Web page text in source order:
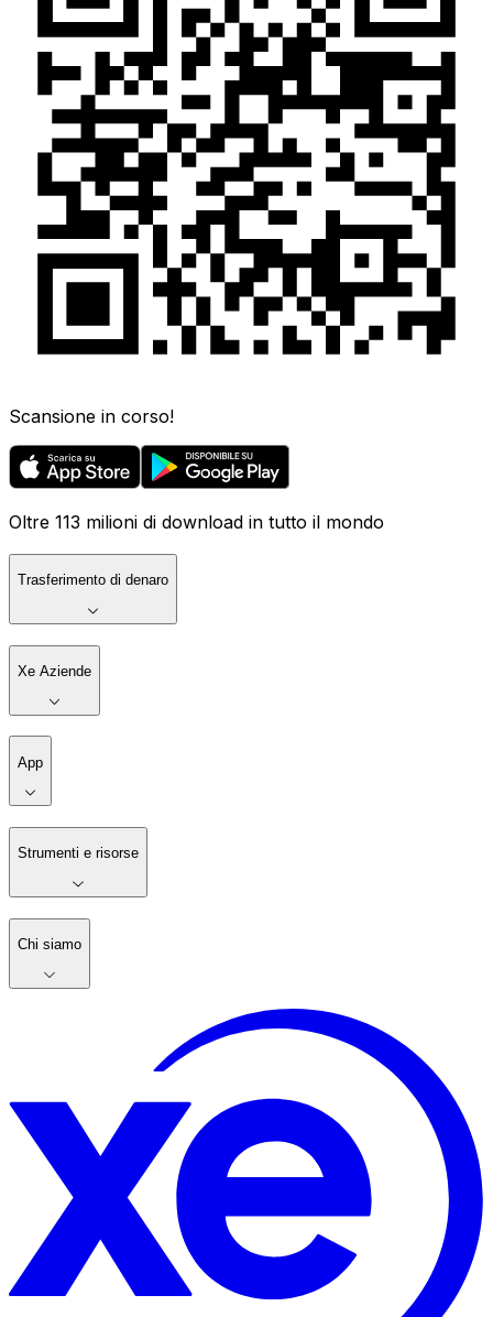
Scansione in corso!
Oltre 113 milioni di download in tutto il mondo
Trasferimento di denaro
Xe Aziende
App
Strumenti e risorse
Chi siamo